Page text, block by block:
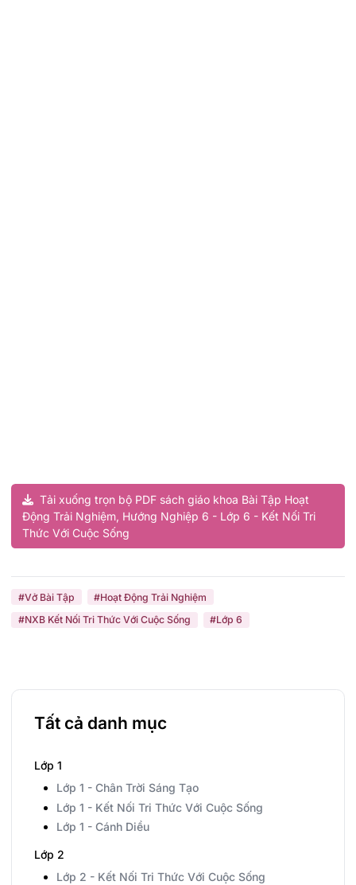
Tải xuống trọn bộ PDF sách giáo khoa Bài Tập Hoạt
Động Trải Nghiệm, Hướng Nghiệp 6 - Lớp 6 - Kết Nối Tri
Thức Với Cuộc Sống
#Vở Bài Tập
#Hoạt Động Trải Nghiệm
#NXB Kết Nối Tri Thức Với Cuộc Sống
#Lớp 6
Tất cả danh mục
Lớp 1
Lớp 1 - Chân Trời Sáng Tạo
Lớp 1 - Kết Nối Tri Thức Với Cuộc Sống
Lớp 1 - Cánh Diều
Lớp 2
Lớp 2 - Kết Nối Tri Thức Với Cuộc Sống